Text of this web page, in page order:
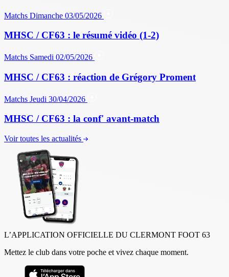
Matchs Dimanche 03/05/2026
MHSC / CF63 : le résumé vidéo (1-2)
Matchs Samedi 02/05/2026
MHSC / CF63 : réaction de Grégory Proment
Matchs Jeudi 30/04/2026
MHSC / CF63 : la conf' avant-match
Voir toutes les actualités
L’APPLICATION OFFICIELLE DU CLERMONT FOOT 63
Mettez le club dans votre poche et vivez chaque moment.